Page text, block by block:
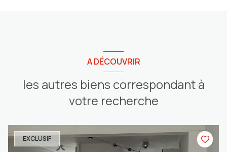
A DÉCOUVRIR
les autres biens correspondant à
votre recherche
EXCLUSIF